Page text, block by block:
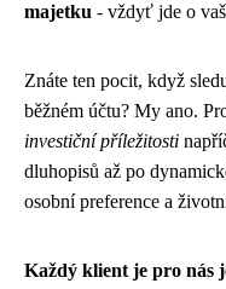
majetku - vždyť jde o
Znáte ten pocit, když
běžném účtu? My ano.
investiční příležitosti
dluhopisů až po
osobní preference a
Každý klient je pro nás